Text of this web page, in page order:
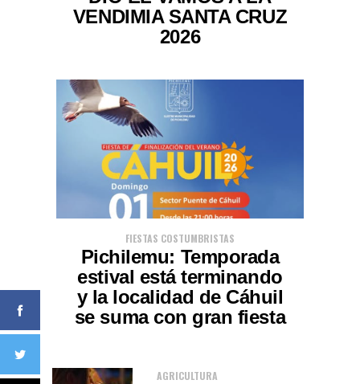
VENDIMIA SANTA CRUZ
2026
FIESTAS COSTUMBRISTAS
Pichilemu: Temporada
estival está terminando
y la localidad de Cáhuil
se suma con gran fiesta
AGRICULTURA